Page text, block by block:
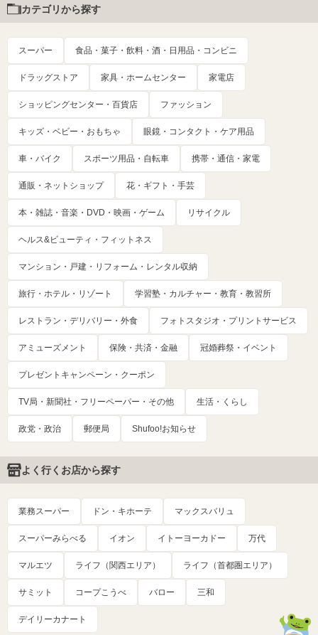
カテゴリから探す
スーパー 食品・菓子・飲料・酒・日用品・コンビニ
ドラッグストア 家具・ホームセンター 家電店
ショッピングセンター・百貨店 ファッション
キッズ・ベビー・おもちゃ 眼鏡・コンタクト・ケア用品
車・バイク スポーツ用品・自転車 携帯・通信・家電
通販・ネットショップ 花・ギフト・手芸
本・雑誌・音楽・DVD・映画・ゲーム リサイクル
ヘルス&ビューティ・フィットネス
マンション・戸建・リフォーム・レンタル収納
旅行・ホテル・リゾート 学習塾・カルチャー・教育・教習所
レストラン・デリバリー・外食 フォトスタジオ・プリントサービス
アミューズメント 保険・共済・金融 冠婚葬祭・イベント
プレゼントキャンペーン・クーポン
TV局・新聞社・フリーペーパー・その他 生活・くらし
政党・政治 郵便局 Shufoo!お知らせ
よく行くお店から探す
業務スーパー ドン・キホーテ マックスバリュ
スーパーみらべる イオン イトーヨーカドー 万代
マルエツ ライフ（関西エリア） ライフ（首都圏エリア）
サミット コープこうべ バロー 三和
デイリーカナート